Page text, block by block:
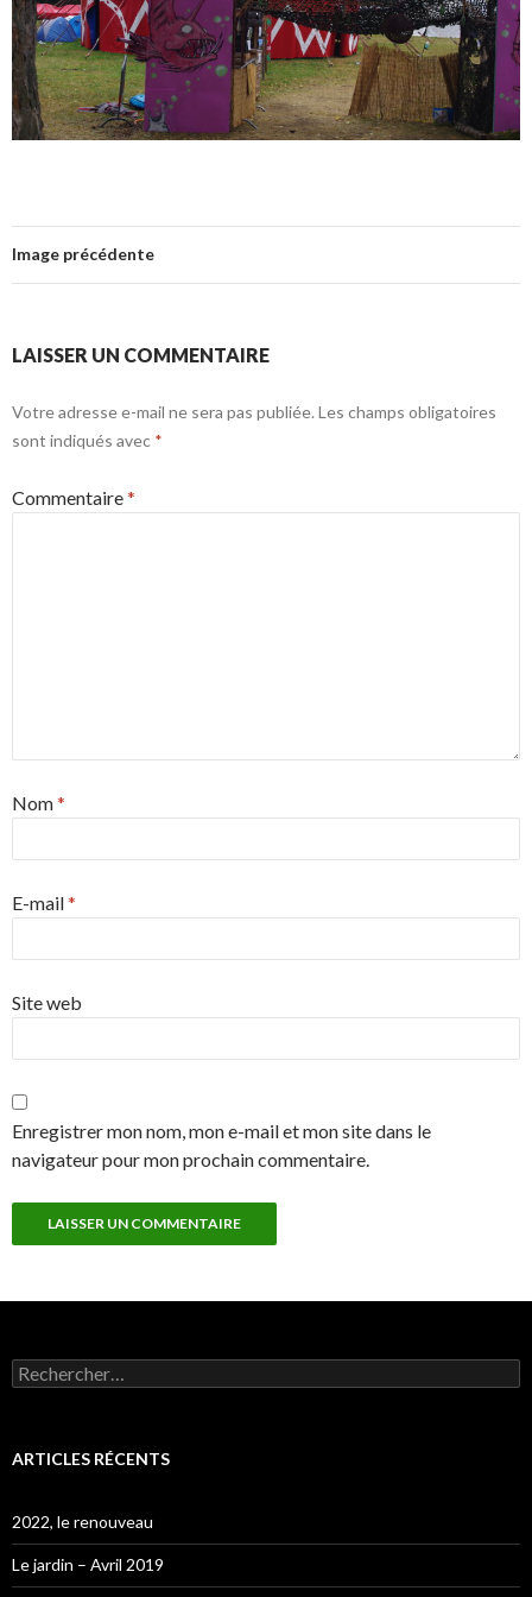
Image précédente
LAISSER UN COMMENTAIRE
Votre adresse e-mail ne sera pas publiée. Les champs obligatoires
sont indiqués avec *
Commentaire*
Nom*
E-mail*
Site web
Enregistrer mon nom, mon e-mail et mon site dans le
navigateur pour mon prochain commentaire.
Rechercher :
ARTICLES RÉCENTS
2022, le renouveau
Le jardin – Avril 2019